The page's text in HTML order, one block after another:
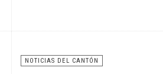
NOTICIAS DEL CANTÓN